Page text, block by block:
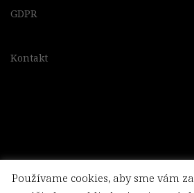
GDPR
Kontakt
Používame cookies, aby sme vám